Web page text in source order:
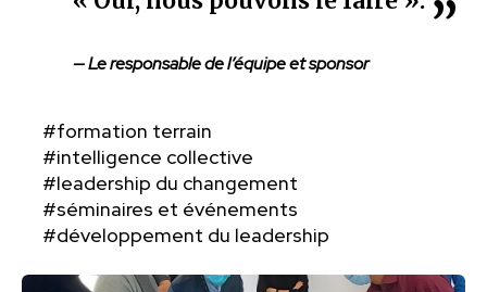
— Le responsable de l’équipe et sponsor
#formation terrain
#intelligence collective
#leadership du changement
#séminaires et événements
#développement du leadership